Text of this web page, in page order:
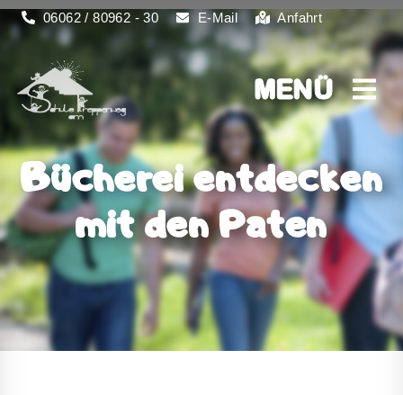
06062 / 80962 - 30 E-Mail Anfahrt
MENÜ
MENÜ
Bücherei entdecken
mit den Paten